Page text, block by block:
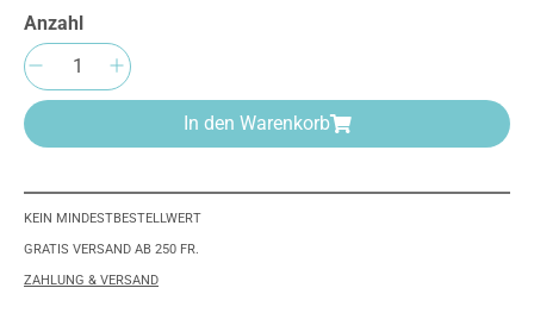
Anzahl
Produkt Anzahl: Gib den gewünschten
In den Warenkorb
KEIN MINDESTBESTELLWERT
GRATIS VERSAND AB 250 FR.
ZAHLUNG & VERSAND